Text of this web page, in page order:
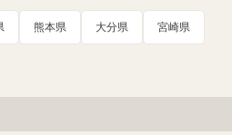
熊本県 大分県 宮崎県